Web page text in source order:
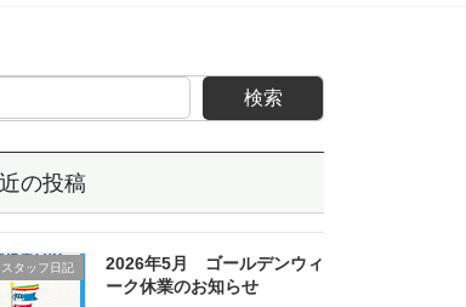
検索
の投稿
スタッフ日記
2026年5月 ゴールデンウィ
ーク休業のお知らせ